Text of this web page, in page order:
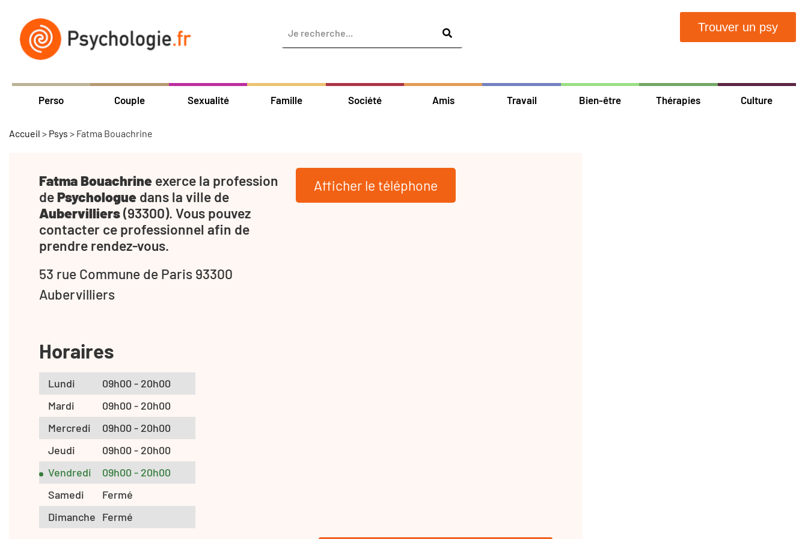
Trouver un psy
Perso Couple Sexualité Famille Société Amis Travail Bien-être Thérapies Culture
Accueil > Psys > Fatma Bouachrine
Fatma Bouachrine exerce la profession
dePsychologue dans la ville de
Aubervilliers(93300). Vous pouvez
contacter ce professionnel afin de
prendre rendez-vous.
53 rue Commune de Paris 93300
Aubervilliers
Afficher le téléphone
Horaires
Lundi
09h00 - 20h00
Mardi
09h00 - 20h00
Mercredi
09h00 - 20h00
Jeudi
09h00 - 20h00
Vendredi
09h00 - 20h00
Samedi
Fermé
Dimanche Fermé